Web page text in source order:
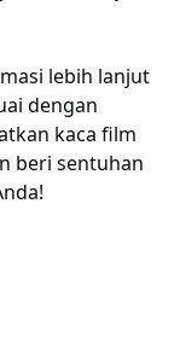
lebih lanjut
dengan
kaca film
beri sentuhan